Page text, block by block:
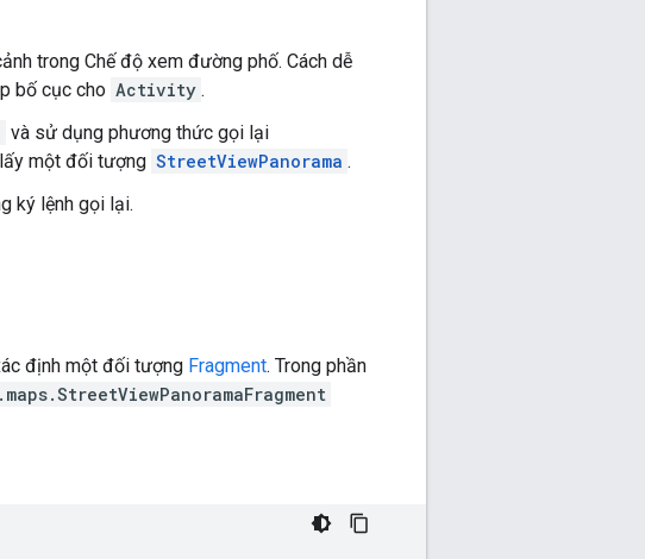
trong Chế độ xem đường phố. Cách dễ
bố cục cho Activity .
và sử dụng phương thức gọi lại
một đối tượng StreetViewPanorama .
ký lệnh gọi lại.
định một đối tượng Fragment. Trong phần